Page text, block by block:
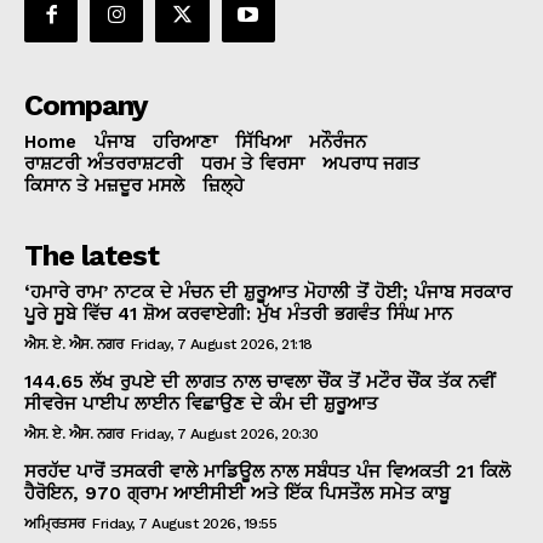
Company
Home ਪੰਜਾਬ ਹਰਿਆਣਾ ਸਿੱਖਿਆ
ਮਨੌਰੰਜਨ
ਰਾਸ਼ਟਰੀ ਅੰਤਰਰਾਸ਼ਟਰੀ
ਧਰਮ ਤੇ ਵਿਰਸਾ
ਅਪਰਾਧ ਜਗਤ
ਕਿਸਾਨ ਤੇ ਮਜ਼ਦੂਰ ਮਸਲੇ
ਜ਼ਿਲ੍ਹੇ
The latest
‘ਹਮਾਰੇ ਰਾਮ’ ਨਾਟਕ ਦੇ ਮੰਚਨ ਦੀ ਸ਼ੁਰੂਆਤ ਮੋਹਾਲੀ ਤੋਂ ਹੋਈ; ਪੰਜਾਬ ਸਰਕਾਰ
ਪੂਰੇ ਸੂਬੇ ਵਿੱਚ 41 ਸ਼ੋਅ ਕਰਵਾਏਗੀ: ਮੁੱਖ ਮੰਤਰੀ ਭਗਵੰਤ ਸਿੰਘ ਮਾਨ
ਐਸ. ਏ. ਐਸ. ਨਗਰ Friday, 7 August 2026, 21:18
144.65 ਲੱਖ ਰੁਪਏ ਦੀ ਲਾਗਤ ਨਾਲ ਚਾਵਲਾ ਚੌਂਕ ਤੋਂ ਮਟੌਰ ਚੌਂਕ ਤੱਕ ਨਵੀਂ
ਸੀਵਰੇਜ ਪਾਈਪ ਲਾਈਨ ਵਿਛਾਉਣ ਦੇ ਕੰਮ ਦੀ ਸ਼ੁਰੂਆਤ
ਐਸ. ਏ. ਐਸ. ਨਗਰ Friday, 7 August 2026, 20:30
ਸਰਹੱਦ ਪਾਰੋਂ ਤਸਕਰੀ ਵਾਲੇ ਮਾਡਿਊਲ ਨਾਲ ਸਬੰਧਤ ਪੰਜ ਵਿਅਕਤੀ 21 ਕਿਲੋ
ਹੈਰੋਇਨ, 970 ਗ੍ਰਾਮ ਆਈਸੀਈ ਅਤੇ ਇੱਕ ਪਿਸਤੌਲ ਸਮੇਤ ਕਾਬੂ
ਅਮ੍ਰਿਤਸਰ Friday, 7 August 2026, 19:55